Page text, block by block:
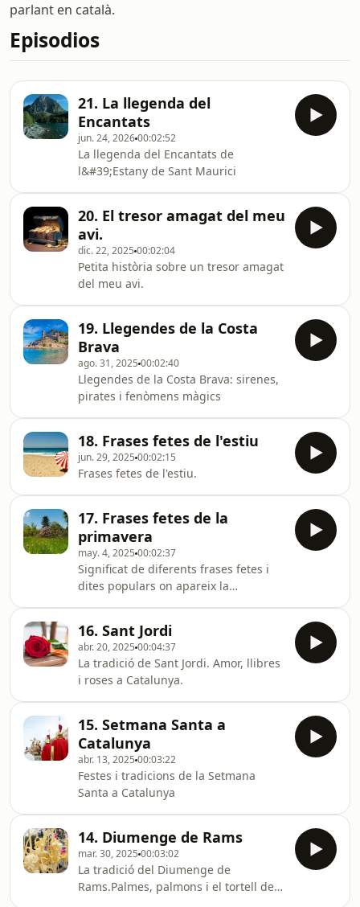
parlant en català.
Episodios
21. La llegenda del
Encantats
jun. 24, 202600:02:52
La llegenda del Encantats de
l&#39;Estany de Sant Maurici
20. El tresor amagat del meu
avi.
dic. 22, 2025 00:02:04
Petita història sobre un tresor amagat
del meu avi.
19. Llegendes de la Costa
Brava
ago. 31, 2025 00:02:40
Llegendes de la Costa Brava: sirenes,
pirates i fenòmens màgics
18. Frases fetes de l'estiu
jun. 29, 2025 00:02:15
Frases fetes de l'estiu.
17. Frases fetes de la
primavera
may. 4, 2025 00:02:37
Significat de diferents frases fetes i
dites populars on apareix la
16. Sant Jordi
abr. 20, 2025 00:04:37
La tradició de Sant Jordi. Amor, llibres
i roses a Catalunya.
15. Setmana Santa a
Catalunya
abr. 13, 2025 00:03:22
Festes i tradicions de la Setmana
Santa a Catalunya
14. Diumenge de Rams
mar. 30, 2025 00:03:02
La tradició del Diumenge de
Rams.Palmes, palmons i el tortell de